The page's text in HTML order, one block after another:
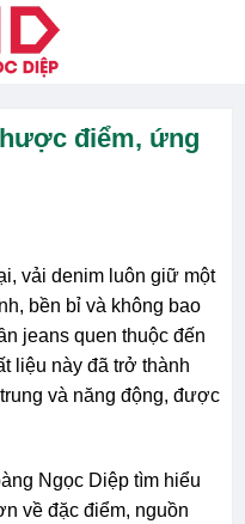
điểm, ứng
vải denim luôn giữ một
bền bỉ và không bao
jeans quen thuộc đến
liệu này đã trở thành
và năng động, được
Ngọc Diệp tìm hiểu
về đặc điểm, nguồn